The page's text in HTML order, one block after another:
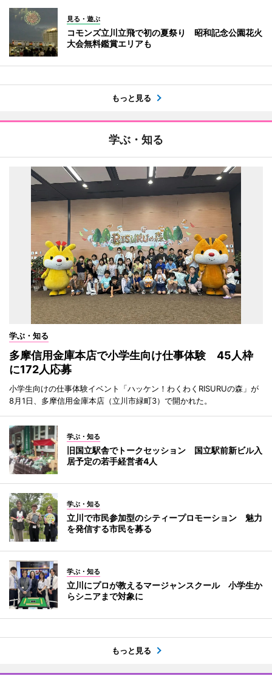
見る・遊ぶ
コモンズ立川立飛で初の夏祭り 昭和記念公園花火
大会無料鑑賞エリアも
もっと見る
学ぶ・知る
学ぶ・知る
多摩信用金庫本店で小学生向け仕事体験 45人枠
に172人応募
小学生向けの仕事体験イベント「ハッケン！わくわくRISURUの森」が
8月1日、多摩信用金庫本店（立川市緑町3）で開かれた。
学ぶ・知る
旧国立駅舎でトークセッション 国立駅前新ビル入
居予定の若手経営者4人
学ぶ・知る
立川で市民参加型のシティープロモーション 魅力
を発信する市民を募る
学ぶ・知る
立川にプロが教えるマージャンスクール 小学生か
らシニアまで対象に
もっと見る